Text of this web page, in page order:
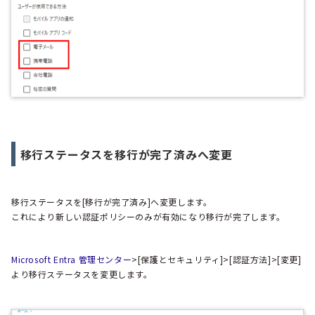
移行ステータスを移行が完了済みへ変更
移行ステータスを[移行が完了済み]へ変更します。
これにより新しい認証ポリシーのみが有効になり移行が完了します。
Microsoft Entra 管理センター>[保護とセキュリティ]>[認証方法]>[変更]
より移行ステータスを変更します。